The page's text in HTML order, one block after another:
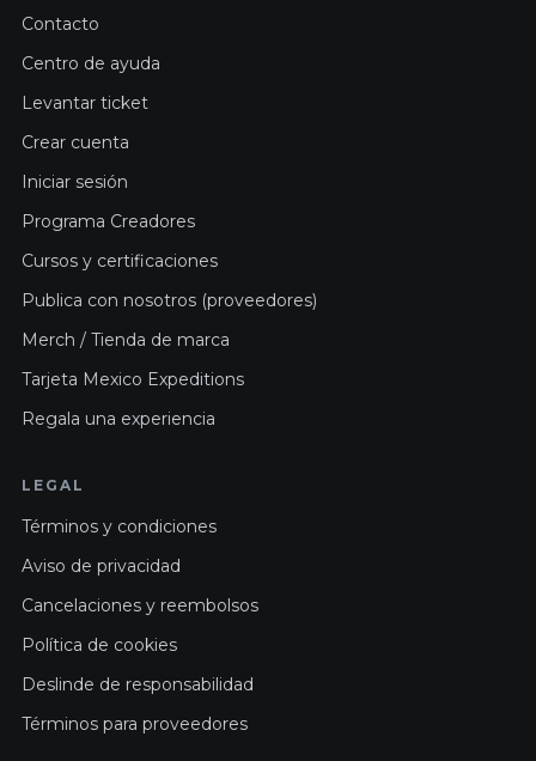
Contacto
Centro de ayuda
Levantar ticket
Crear cuenta
Iniciar sesión
Programa Creadores
Cursos y certificaciones
Publica con nosotros (proveedores)
Merch / Tienda de marca
Tarjeta Mexico Expeditions
Regala una experiencia
LEGAL
Términos y condiciones
Aviso de privacidad
Cancelaciones y reembolsos
Política de cookies
Deslinde de responsabilidad
Términos para proveedores